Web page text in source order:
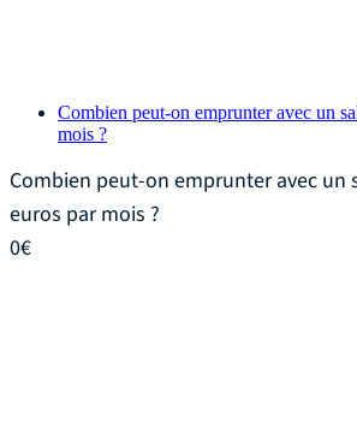
Combien peut-on emprunter avec un
mois ?
Combien peut-on emprunter avec un
euros par mois ?
0€